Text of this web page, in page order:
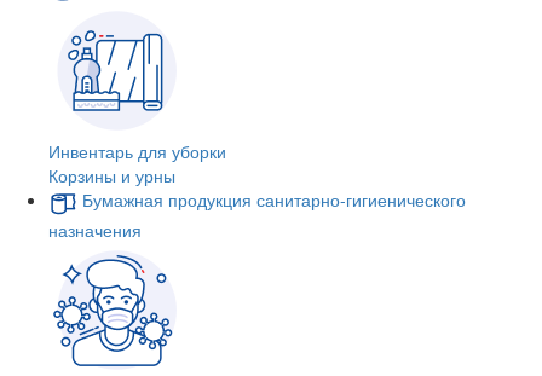
Инвентарь для уборки
Корзины и урны
Бумажная продукция санитарно-гигиенического
назначения